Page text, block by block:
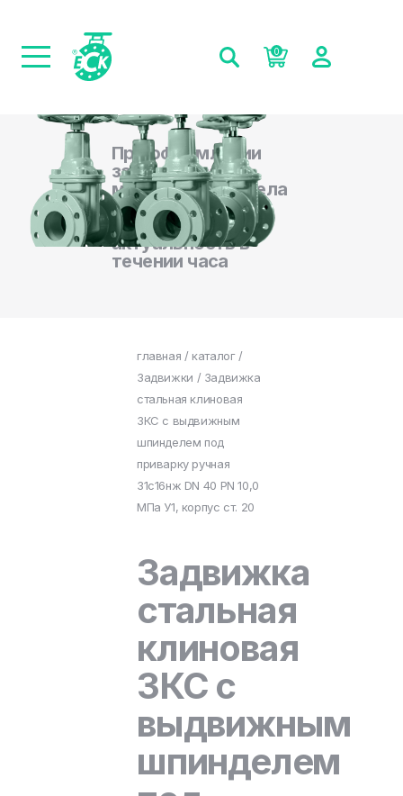
0
При оформлении
заказа на сайте,
менеджеры отдела
продаж
подтверждают
актуальность в
течении часа
главная / каталог/
Задвижки / Задвижка
стальная клиновая
ЗКС с выдвижным
шпинделем под
приварку ручная
31с16нж DN 40 PN 10,0
МПа У1, корпус ст. 20
Задвижка
стальная
клиновая
ЗКС с
выдвижным
шпинделем